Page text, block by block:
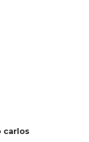
carlos